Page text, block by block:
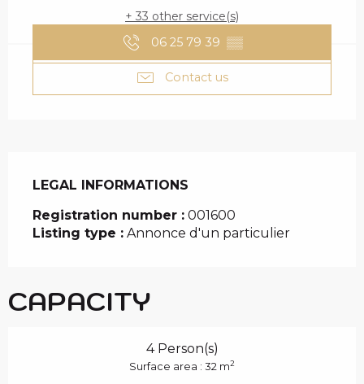
+ 33 other service(s)
06 25 79 39 ▒▒
Contact us
LEGAL INFORMATIONS
LEGAL INFORMATIONS
Registration number : 001600
Listing type : Annonce d'un particulier
CAPACITY
4 Person(s)
Surface area : 32 m2